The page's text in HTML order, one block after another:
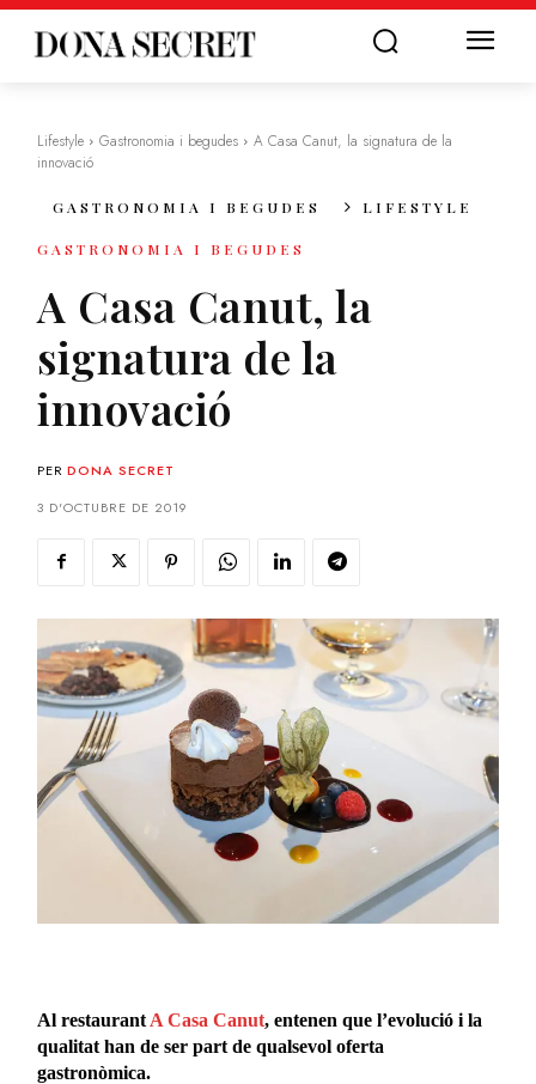
Lifestyle Gastronomia i begudes
A Casa Canut, la signatura de la
innovació
GASTRONOMIA I BEGUDES LIFESTYLE
GASTRONOMIA I BEGUDES
A Casa Canut, la
signatura de la
innovació
PER DONA SECRET
3 D'OCTUBRE DE 2019
Al restaurant A Casa Canut, entenen que l’evolució i la
qualitat han de ser part de qualsevol oferta
gastronòmica.